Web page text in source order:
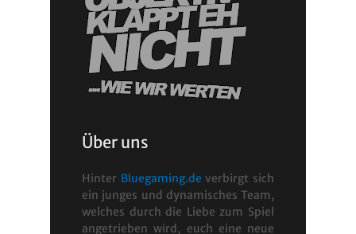
Über uns
Hinter Bluegaming.de verbirgt sich
ein junges und dynamisches Team,
welches durch die Liebe zum Spiel
angetrieben wird, euch eine neue